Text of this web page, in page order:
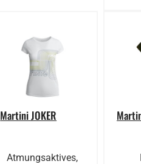
Martini JOKER
Atmungsaktives,